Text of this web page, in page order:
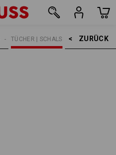
ZURÜCK    >
TÜCHER | SCHALS